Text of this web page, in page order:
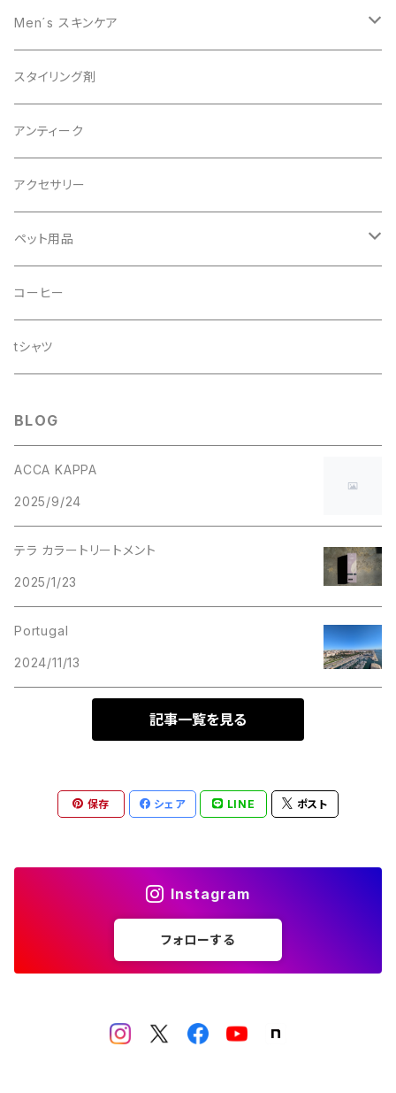
スキャルプケア
Men´s スキンケア
男性美容
オーガニック
スタイリング剤
アンティーク
アクセサリー
ペット用品
ドッグシャンプー
コーヒー
tシャツ
BLOG
ACCA KAPPA
2025/9/24
テラ カラートリートメント
2025/1/23
Portugal
2024/11/13
記事一覧を見る
保存 シェア LINE ポスト
Instagram
フォローする